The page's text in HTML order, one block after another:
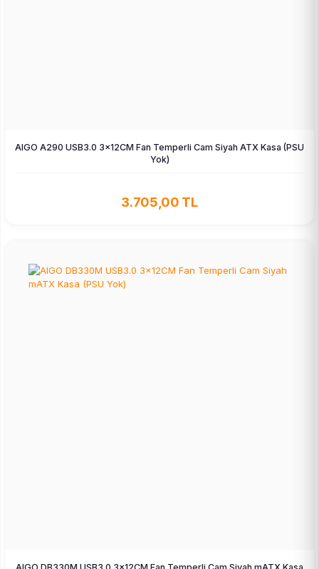
AIGO A290 USB3.0 3×12CM Fan Temperli Cam Siyah ATX Kasa (PSU
Yok)
3.705,00 TL